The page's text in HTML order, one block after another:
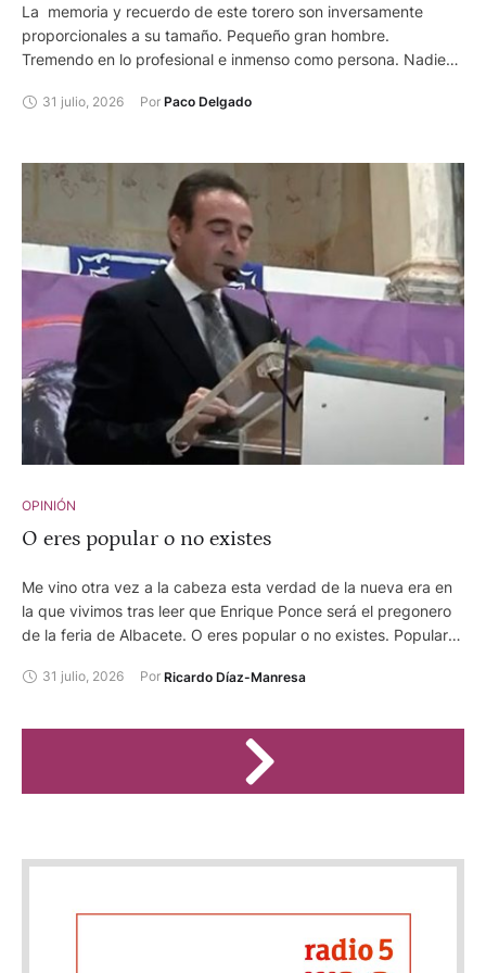
La memoria y recuerdo de este torero son inversamente
proporcionales a su tamaño. Pequeño gran hombre.
Tremendo en lo profesional e inmenso como persona. Nadie
alguno o hacerle el más leve reproche. Si hay que buscar un
31 julio, 2026 Por Paco Delgado
OPINIÓN
O eres popular o no existes
Me vino otra vez a la cabeza esta verdad de la nueva era en
la que vivimos tras leer que Enrique Ponce será el pregonero
de la feria de Albacete. O eres popular o no existes. Popular
menor grado, popular porque sales en televisión y, más
regularmente o intermitentemente. O presentador de algún
programa o cadena. Entonces existes y todos los demás,
aunque tengan muchísimos más méritos en la misma
31 julio, 2026 Por Ricardo Díaz-Manresa